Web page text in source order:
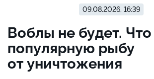
09.08.2026, 16:39
Воблы не будет. Что
популярную рыбу
от уничтожения